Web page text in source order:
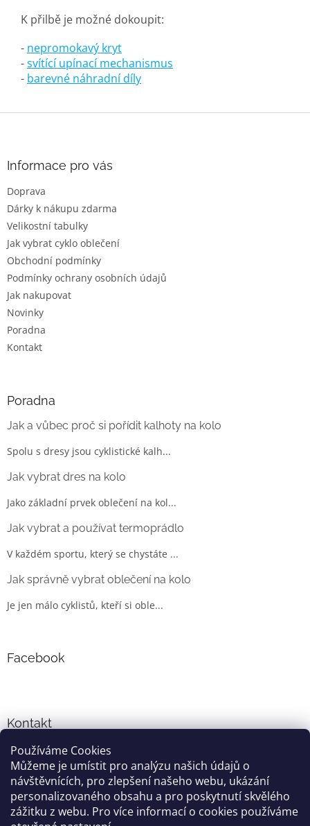
Používáme Cookies
Můžeme je umístit pro analýzu našich údajů o
návštěvnících, pro zlepšení našeho webu, ukázání
personalizovaného obsahu a pro poskytnutí skvělého
zážitku z webu. Pro více informací o cookies používáme
K přilbě je možné dokoupit:
- nepromokavý kryt
-svítící upínací mechanismus
- barevné náhradní díly
Informace pro vás
Doprava
Dárky k nákupu zdarma
Velikostní tabulky
Jak vybrat cyklo oblečení
Obchodní podmínky
Podmínky ochrany osobních údajů
Jak nakupovat
Novinky
Poradna
Kontakt
Poradna
Jak a vůbec proč si pořídit kalhoty na kolo
Spolu s dresy jsou cyklistické kalh...
Jak vybrat dres na kolo
Jako základní prvek oblečení na kol...
Jak vybrat a používat termoprádlo
V každém sportu, který se chystáte ...
Jak správně vybrat oblečení na kolo
Je jen málo cyklistů, kteří si oble...
Facebook
Kontakt
info@cyklo-obleceni.cz
+420777081700
jsme na facebooku